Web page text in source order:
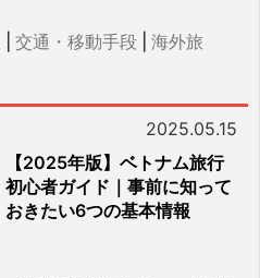
交通・移動手段
海外旅
2025.05.15
【2025年版】ベトナム旅行
初心者ガイド｜事前に知って
おきたい6つの基本情報